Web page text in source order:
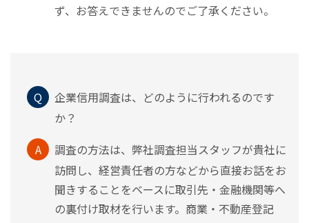
ず、お答えできませんのでご了承ください。
Q
企業信用調査は、どのように行われるのです
か？
A
調査の方法は、弊社調査担当スタッフが貴社に
訪問し、経営責任者の方などから直接お話をお
聞きすることをベースに取引先・金融機関等へ
の裏付け取材を行います。商業・不動産登記